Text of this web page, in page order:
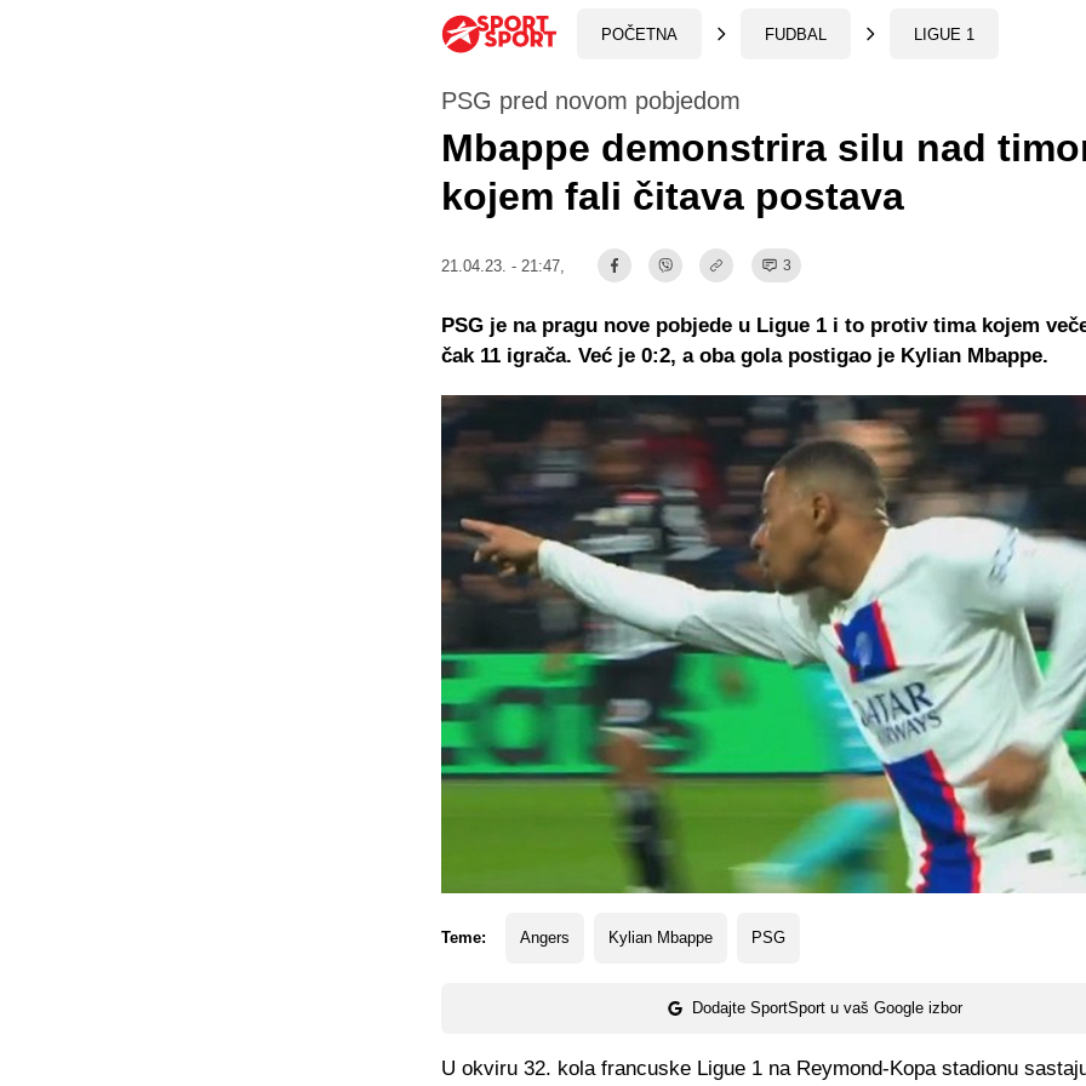
POČETNA FUDBAL LIGUE 1
PSG pred novom pobjedom
Mbappe demonstrira silu nad
kojem fali čitava postava
21.04.23. - 21:47, 3
Teme: Angers Kylian Mbappe PSG
Dodajte SportSport u vaš Google izbor
PSG je na pragu nove pobjede u Ligue 1 i to protiv tima kojem
čak 11 igrača. Već je 0:2, a oba gola postigao je Kylian Mbappe.
U okviru 32. kola francuske Ligue 1 na Reymond-Kopa stadionu